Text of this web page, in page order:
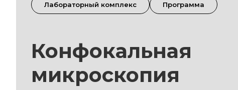
Лабораторный комплекс Программа
Конфокальная
микроскопия